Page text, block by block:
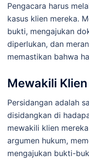
Pengacara harus
kasus klien mereka.
bukti, mengajukan
diperlukan, dan
memastikan bahwa
Mewakili
Persidangan adalah
disidangkan di
mewakili klien
argumen hukum,
mengajukan bukti-